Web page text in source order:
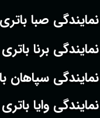
نمایندگی صبا
نمایندگی برنا
نمایندگی سپاهان
نمایندگی وایا